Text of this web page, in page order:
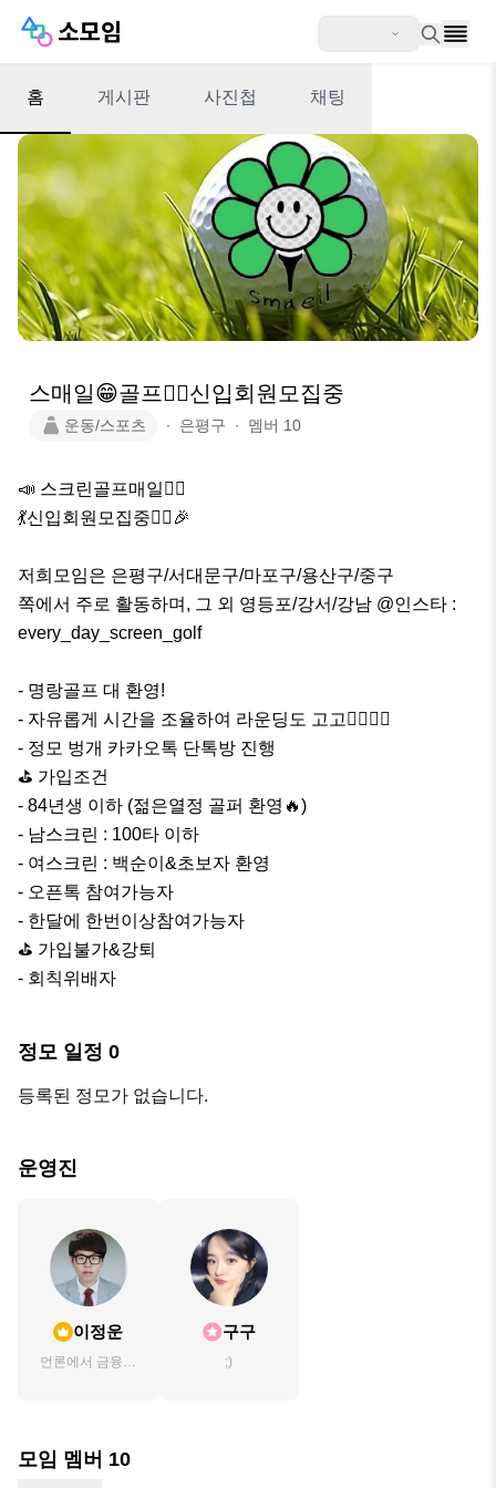
홈 게시판 사진첩 채팅
스매일😁골프🏌‍♂️신입회원모집중
운동/스포츠 ∙ 은평구 ∙ 멤버 10
📣 스크린골프매일🏌‍♂️
💃신입회원모집중🙆‍♂️🎉
저희모임은 은평구/서대문구/마포구/용산구/중구
쪽에서 주로 활동하며, 그 외 영등포/강서/강남 @인스타 :
every_day_screen_golf
- 명랑골프 대 환영!
- 자유롭게 시간을 조율하여 라운딩도 고고🏌‍♀️🏌‍♂️
- 정모 벙개 카카오톡 단톡방 진행
⛳ 가입조건
- 84년생 이하 (젊은열정 골퍼 환영🔥)
- 남스크린 : 100타 이하
- 여스크린 : 백순이&초보자 환영
- 오픈톡 참여가능자
- 한달에 한번이상참여가능자
⛳ 가입불가&강퇴
- 회칙위배자
정모 일정 0
등록된 정모가 없습니다.
운영진
이정운
언론에서 금융으
구구
;)
모임 멤버 10